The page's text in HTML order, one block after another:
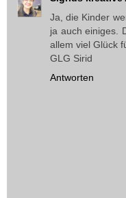
Ja, die Kinder
ja auch einiges.
allem viel Glück
GLG Sirid
Antworten